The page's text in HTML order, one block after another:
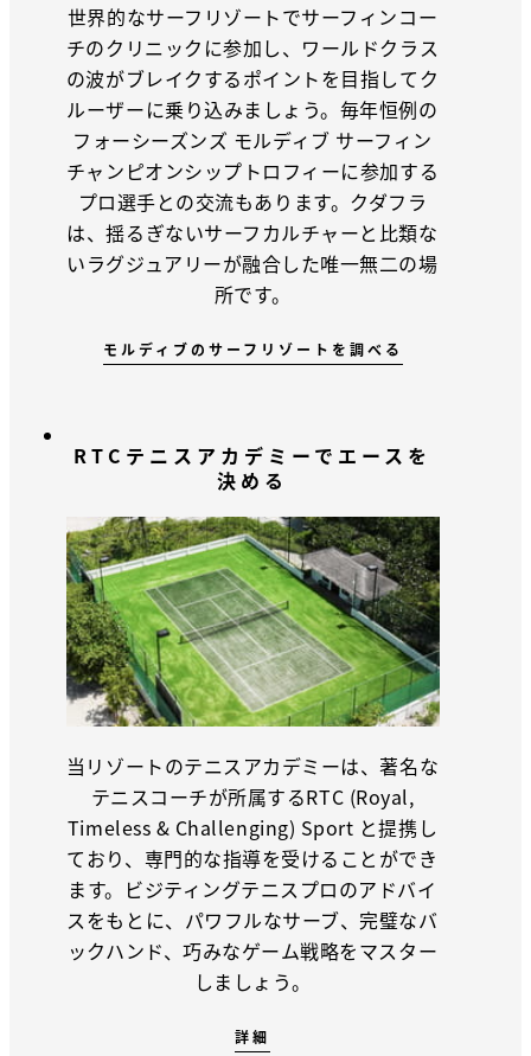
世界的なサーフリゾートでサーフィンコー
チのクリニックに参加し、ワールドクラス
の波がブレイクするポイントを目指してク
ルーザーに乗り込みましょう。毎年恒例の
フォーシーズンズ モルディブ サーフィン
チャンピオンシップトロフィーに参加する
プロ選手との交流もあります。クダフラ
は、揺るぎないサーフカルチャーと比類な
いラグジュアリーが融合した唯一無二の場
所です。
モルディブのサーフリゾートを調べる
RTCテニスアカデミーでエースを
決める
当リゾートのテニスアカデミーは、著名な
テニスコーチが所属するRTC (Royal,
Timeless & Challenging) Sport と提携し
ており、専門的な指導を受けることができ
ます。ビジティングテニスプロのアドバイ
スをもとに、パワフルなサーブ、完璧なバ
ックハンド、巧みなゲーム戦略をマスター
しましょう。
詳細